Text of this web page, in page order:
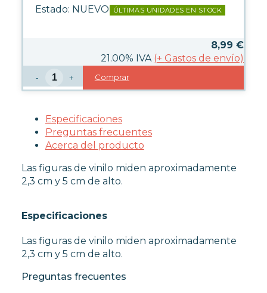
Estado: NUEVO ÚLTIMAS UNIDADES EN STOCK
8,99 €
21.00% IVA (+ Gastos de envío)
- + Comprar
Especificaciones
Preguntas frecuentes
Acerca del producto
Las figuras de vinilo miden aproximadamente
2,3 cm y 5 cm de alto.
Especificaciones
Las figuras de vinilo miden aproximadamente
2,3 cm y 5 cm de alto.
Preguntas frecuentes